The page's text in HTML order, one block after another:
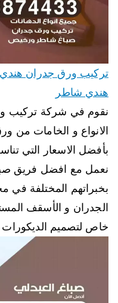
هندي شاطر
نقوم في شركة تركيب
الانواع و الخامات من
بأفضل الاسعار التي
نعمل مع افضل فريق
بخبراتهم المختلفة في
الجدران و الأسقف
خاص لتصميم